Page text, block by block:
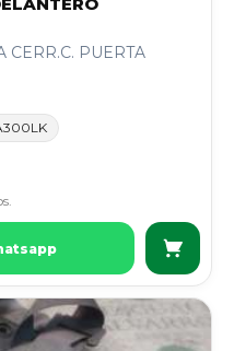
CERR.C. PUERTA